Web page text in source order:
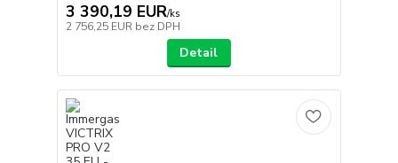
3 390,19 EUR/ks
2 756,25 EUR bez DPH
Detail